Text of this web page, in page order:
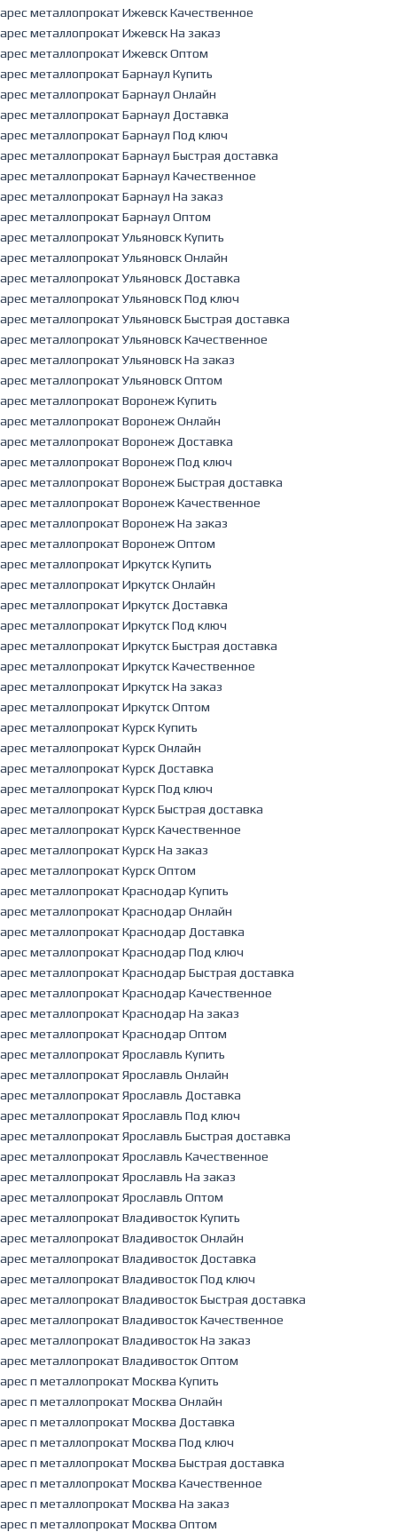
арес металлопрокат Ижевск Качественное
арес металлопрокат Ижевск На заказ
арес металлопрокат Ижевск Оптом
арес металлопрокат Барнаул Купить
арес металлопрокат Барнаул Онлайн
арес металлопрокат Барнаул Доставка
арес металлопрокат Барнаул Под ключ
арес металлопрокат Барнаул Быстрая доставка
арес металлопрокат Барнаул Качественное
арес металлопрокат Барнаул На заказ
арес металлопрокат Барнаул Оптом
арес металлопрокат Ульяновск Купить
арес металлопрокат Ульяновск Онлайн
арес металлопрокат Ульяновск Доставка
арес металлопрокат Ульяновск Под ключ
арес металлопрокат Ульяновск Быстрая доставка
арес металлопрокат Ульяновск Качественное
арес металлопрокат Ульяновск На заказ
арес металлопрокат Ульяновск Оптом
арес металлопрокат Воронеж Купить
арес металлопрокат Воронеж Онлайн
арес металлопрокат Воронеж Доставка
арес металлопрокат Воронеж Под ключ
арес металлопрокат Воронеж Быстрая доставка
арес металлопрокат Воронеж Качественное
арес металлопрокат Воронеж На заказ
арес металлопрокат Воронеж Оптом
арес металлопрокат Иркутск Купить
арес металлопрокат Иркутск Онлайн
арес металлопрокат Иркутск Доставка
арес металлопрокат Иркутск Под ключ
арес металлопрокат Иркутск Быстрая доставка
арес металлопрокат Иркутск Качественное
арес металлопрокат Иркутск На заказ
арес металлопрокат Иркутск Оптом
арес металлопрокат Курск Купить
арес металлопрокат Курск Онлайн
арес металлопрокат Курск Доставка
арес металлопрокат Курск Под ключ
арес металлопрокат Курск Быстрая доставка
арес металлопрокат Курск Качественное
арес металлопрокат Курск На заказ
арес металлопрокат Курск Оптом
арес металлопрокат Краснодар Купить
арес металлопрокат Краснодар Онлайн
арес металлопрокат Краснодар Доставка
арес металлопрокат Краснодар Под ключ
арес металлопрокат Краснодар Быстрая доставка
арес металлопрокат Краснодар Качественное
арес металлопрокат Краснодар На заказ
арес металлопрокат Краснодар Оптом
арес металлопрокат Ярославль Купить
арес металлопрокат Ярославль Онлайн
арес металлопрокат Ярославль Доставка
арес металлопрокат Ярославль Под ключ
арес металлопрокат Ярославль Быстрая доставка
арес металлопрокат Ярославль Качественное
арес металлопрокат Ярославль На заказ
арес металлопрокат Ярославль Оптом
арес металлопрокат Владивосток Купить
арес металлопрокат Владивосток Онлайн
арес металлопрокат Владивосток Доставка
арес металлопрокат Владивосток Под ключ
арес металлопрокат Владивосток Быстрая доставка
арес металлопрокат Владивосток Качественное
арес металлопрокат Владивосток На заказ
арес металлопрокат Владивосток Оптом
арес п металлопрокат Москва Купить
арес п металлопрокат Москва Онлайн
арес п металлопрокат Москва Доставка
арес п металлопрокат Москва Под ключ
арес п металлопрокат Москва Быстрая доставка
арес п металлопрокат Москва Качественное
арес п металлопрокат Москва На заказ
арес п металлопрокат Москва Оптом